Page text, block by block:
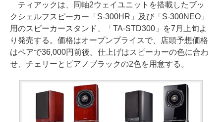
ティアックは、同軸2ウェイユニットを搭載したブッ
クシェルフスピーカー「S-300HR」及び「S-300NEO」
用のスピーカースタンド、「TA-STD300」を7月上旬よ
り発売する。価格はオープンプライスで、店頭予想価格
はペアで36,000円前後。仕上げはスピーカーの色に合わ
せ、チェリーとピアノブラックの2色を用意する。